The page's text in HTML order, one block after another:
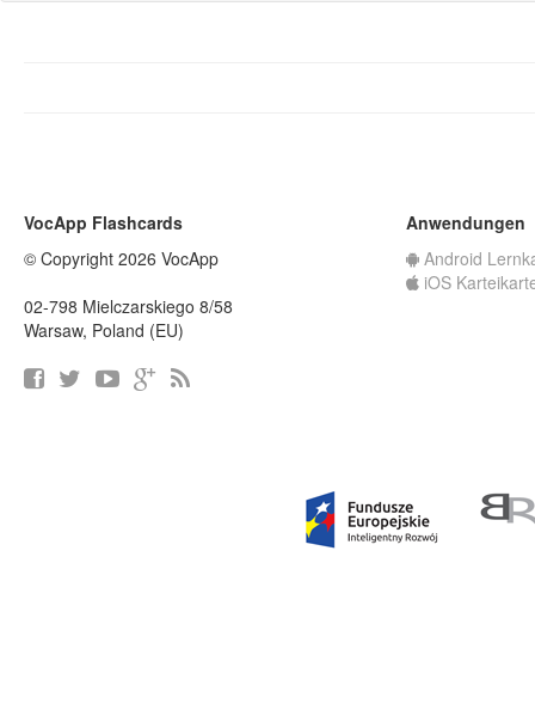
VocApp Flashcards
© Copyright 2026 VocApp
02-798 Mielczarskiego 8/58
Warsaw, Poland (EU)
Anwendungen
Android
iOS